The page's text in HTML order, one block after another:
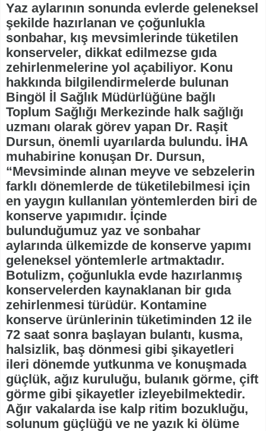
Yaz aylarının sonunda evlerde geleneksel
şekilde hazırlanan ve çoğunlukla
sonbahar, kış mevsimlerinde tüketilen
konserveler, dikkat edilmezse gıda
zehirlenmelerine yol açabiliyor. Konu
hakkında bilgilendirmelerde bulunan
Bingöl İl Sağlık Müdürlüğüne bağlı
Toplum Sağlığı Merkezinde halk sağlığı
uzmanı olarak görev yapan Dr. Raşit
Dursun, önemli uyarılarda bulundu. İHA
muhabirine konuşan Dr. Dursun,
“Mevsiminde alınan meyve ve sebzelerin
farklı dönemlerde de tüketilebilmesi için
en yaygın kullanılan yöntemlerden biri de
konserve yapımıdır. İçinde
bulunduğumuz yaz ve sonbahar
aylarında ülkemizde de konserve yapımı
geleneksel yöntemlerle artmaktadır.
Botulizm, çoğunlukla evde hazırlanmış
konservelerden kaynaklanan bir gıda
zehirlenmesi türüdür. Kontamine
konserve ürünlerinin tüketiminden 12 ile
72 saat sonra başlayan bulantı, kusma,
halsizlik, baş dönmesi gibi şikayetleri
ileri dönemde yutkunma ve konuşmada
güçlük, ağız kuruluğu, bulanık görme, çift
görme gibi şikayetler izleyebilmektedir.
Ağır vakalarda ise kalp ritim bozukluğu,
solunum güçlüğü ve ne yazık ki ölüme